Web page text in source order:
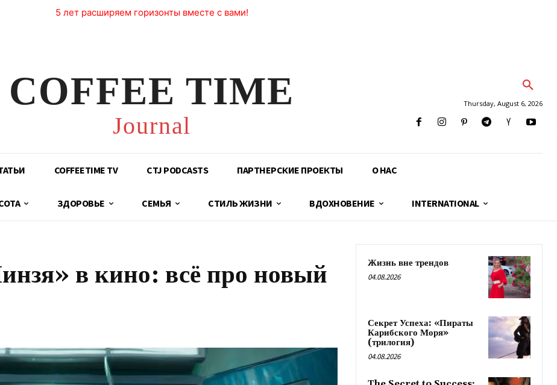
5 лет расширяем горизонты вместе с вами!
COFFEE TIME
Journal
Thursday, August 6, 2026
COFFEETIME TV CTJ PODCASTS ПАРТНЕРСКИЕ ПРОЕКТЫ О НАС
ЗДОРОВЬЕ СЕМЬЯ СТИЛЬ ЖИЗНИ ВДОХНОВЕНИЕ INTERNATIONAL
в кино: всё про новый
Жизнь вне трендов
04.08.2026
Секрет Успеха: «Пираты
Карибского Моря»
(трилогия)
04.08.2026